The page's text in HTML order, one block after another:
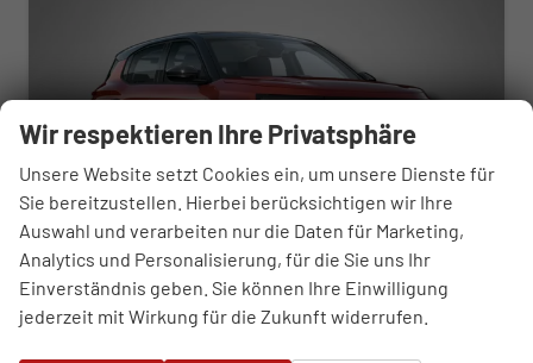
Opel Frontera
Wir respektieren Ihre Privatsphäre
Unsere Website setzt Cookies ein, um unsere Dienste für
Sie bereitzustellen. Hierbei berücksichtigen wir Ihre
Auswahl und verarbeiten nur die Daten für Marketing,
Analytics und Personalisierung, für die Sie uns Ihr
Einverständnis geben. Sie können Ihre Einwilligung
jederzeit mit Wirkung für die Zukunft widerrufen.